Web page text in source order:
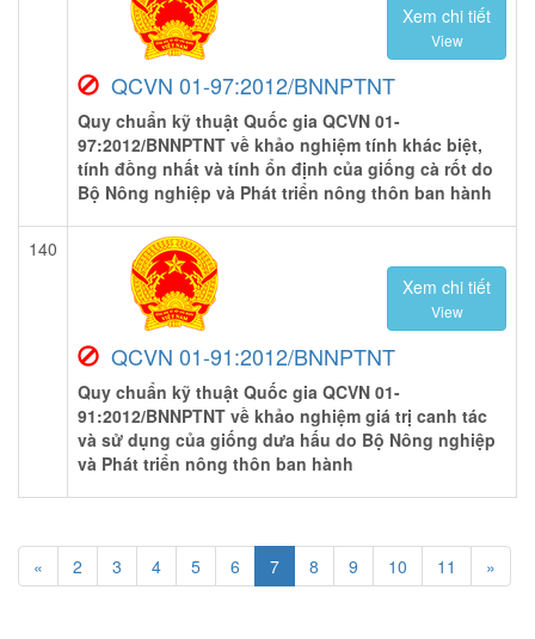
QCVN 01-97:2012/BNNPTNT
Quy chuẩn kỹ thuật Quốc gia QCVN 01-
97:2012/BNNPTNT về khảo nghiệm tính khác biệt,
tính đồng nhất và tính ổn định của giống cà rốt do
Bộ Nông nghiệp và Phát triển nông thôn ban hành
Xem chi tiết
View
140
QCVN 01-91:2012/BNNPTNT
Quy chuẩn kỹ thuật Quốc gia QCVN 01-
91:2012/BNNPTNT về khảo nghiệm giá trị canh tác
và sử dụng của giống dưa hấu do Bộ Nông nghiệp
và Phát triển nông thôn ban hành
Xem chi tiết
View
« 2 3 4 5 6 7 8 9 10 11 »